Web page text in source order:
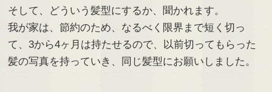
そして、どういう髪型にするか、聞かれます。
我が家は、節約のため、なるべく限界まで短く切っ
て、3から4ヶ月は持たせるので、以前切ってもらった
髪の写真を持っていき、同じ髪型にお願いしました。